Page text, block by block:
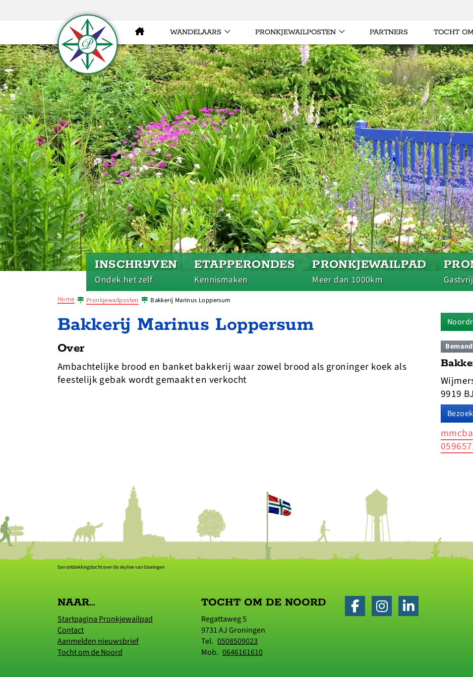
WANDELAARS PRONKJEWAILPOSTEN PARTNERS TOCHT
INSCHRIJVEN
Ondek het zelf
ETAPPERONDES
Kennismaken
PRONKJEWAILPAD
Meer dan 1000km
Home Pronkjewailposten Bakkerij Marinus Loppersum
Bakkerij Marinus Loppersum
Over
Ambachtelijke brood en banket bakkerij waar zowel brood als groninger koek als
feestelijk gebak wordt gemaakt en verkocht
9919
Een ontdekkingstocht over de skyline van Groningen
NAAR...
Startpagina Pronkjewailpad
Contact
Aanmelden nieuwsbrief
Tocht om de Noord
TOCHT OM DE NOORD
Regattaweg 5
9731 AJGroningen
Tel. 0508509023
Mob. 0646161610